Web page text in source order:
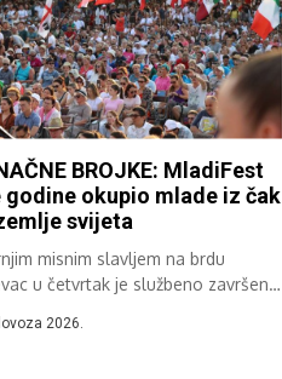
BROJKE: MladiFest
godine okupio mlade iz čak
svijeta
misnim slavljem na brdu
u četvrtak je službeno završen
2026.